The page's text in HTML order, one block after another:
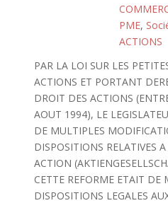
PME,
ACTIONS
PAR LA LOI SUR LES
ACTIONS ET PORTANT
DROIT DES ACTIONS
AOUT 1994), LE
DE MULTIPLES
DISPOSITIONS RELATIVES
ACTION
CETTE REFORME ETAIT DE
DISPOSITIONS LEGALES